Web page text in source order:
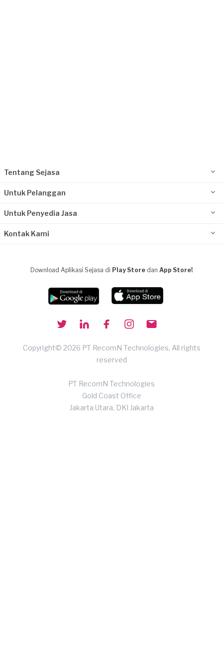
Tentang Sejasa
Untuk Pelanggan
Untuk Penyedia Jasa
Kontak Kami
Download Aplikasi Sejasa di Play Store dan App Store!
Copyright© 2026 PT RecomN Technologies, All rights
reserved
PT RecomN Technologies
Gold Coast Office
Jakarta Utara, DKI Jakarta